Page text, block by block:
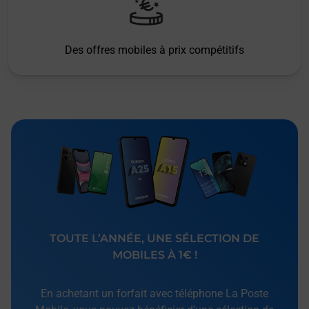
Des offres mobiles à prix compétitifs
TOUTE L’ANNÉE, UNE SÉLECTION DE
MOBILES À 1€ !
En achetant un forfait avec téléphone La Poste